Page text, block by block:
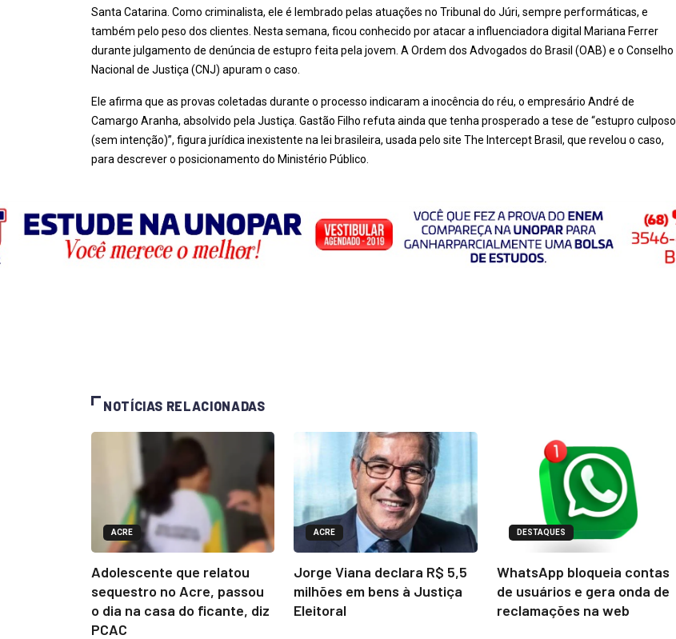
Santa Catarina. Como criminalista, ele é lembrado pelas atuações no Tribunal do Júri, sempre performáticas, e
também pelo peso dos clientes. Nesta semana, ficou conhecido por atacar a influenciadora digital Mariana Ferrer
durante julgamento de denúncia de estupro feita pela jovem. A Ordem dos Advogados do Brasil (OAB) e o Conselho
Nacional de Justiça (CNJ) apuram o caso.
Ele afirma que as provas coletadas durante o processo indicaram a inocência do réu, o empresário André de
Camargo Aranha, absolvido pela Justiça. Gastão Filho refuta ainda que tenha prosperado a tese de “estupro culposo
(sem intenção)”, figura jurídica inexistente na lei brasileira, usada pelo site The Intercept Brasil, que revelou o caso,
para descrever o posicionamento do Ministério Público.
NOTÍCIAS RELACIONADAS
ACRE
Adolescente que relatou
sequestro no Acre, passou
o dia na casa do ficante, diz
PCAC
ACRE
Jorge Viana declara R$ 5,5
milhões em bens à Justiça
Eleitoral
DESTAQUES
WhatsApp bloqueia contas
de usuários e gera onda de
reclamações na web